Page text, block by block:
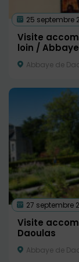
25 septembre
Visite
loin /
Abbaye de
27 septembre
Visite
Daoulas
Abbaye de